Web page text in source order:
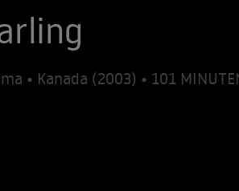
• Kanada (2003) • 101